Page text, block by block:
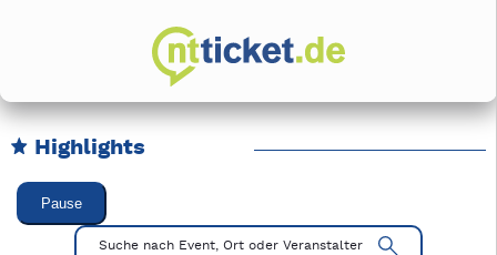
Highlights
Karussell Veranstaltungen überspringen
Pause
Mit Tab zu den Steuerelementen wechseln. Mit Pfeiltasten
Suche nach Event, Ort oder Veranstalter